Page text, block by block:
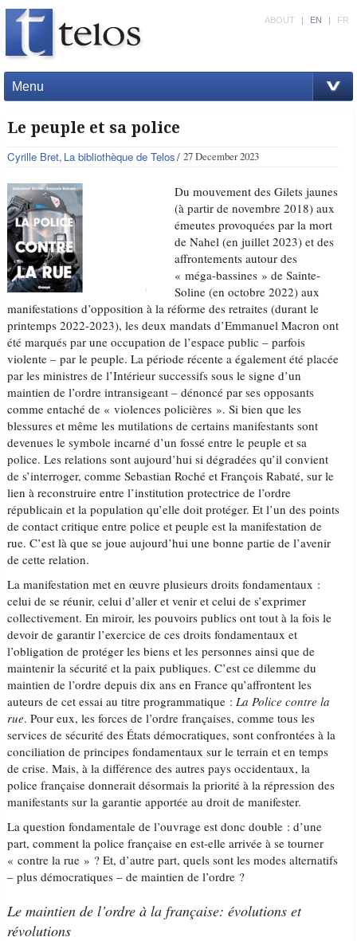
Menu
ABOUT | EN | FR
Le peuple et sa police
Cyrille Bret La bibliothèque de Telos 27 December 2023
Du mouvement des Gilets jaunes
(à partir de novembre 2018) aux
émeutes provoquées par la mort
de Nahel (en juillet 2023) et des
affrontements autour des
« méga-bassines » de Sainte-
Soline (en octobre 2022) aux
manifestations d’opposition à la réforme des retraites (durant le
printemps 2022-2023), les deux mandats d’Emmanuel Macron ont
été marqués par une occupation de l’espace public – parfois
violente – par le peuple. La période récente a également été placée
par les ministres de l’Intérieur successifs sous le signe d’un
maintien de l’ordre intransigeant – dénoncé par ses opposants
comme entaché de « violences policières ». Si bien que les
blessures et même les mutilations de certains manifestants sont
devenues le symbole incarné d’un fossé entre le peuple et sa
police. Les relations sont aujourd’hui si dégradées qu’il convient
de s’interroger, comme Sebastian Roché et François Rabaté, sur le
lien à reconstruire entre l’institution protectrice de l’ordre
républicain et la population qu’elle doit protéger. Et l’un des points
de contact critique entre police et peuple est la manifestation de
rue. C’est là que se joue aujourd’hui une bonne partie de l’avenir
de cette relation.
La manifestation met en œuvre plusieurs droits fondamentaux :
celui de se réunir, celui d’aller et venir et celui de s’exprimer
collectivement. En miroir, les pouvoirs publics ont tout à la fois le
devoir de garantir l’exercice de ces droits fondamentaux et
l’obligation de protéger les biens et les personnes ainsi que de
maintenir la sécurité et la paix publiques. C’est ce dilemme du
maintien de l’ordre depuis dix ans en France qu’affrontent les
auteurs de cet essai au titre programmatique :La Police contre la
rue. Pour eux, les forces de l’ordre françaises, comme tous les
services de sécurité des États démocratiques, sont confrontées à la
conciliation de principes fondamentaux sur le terrain et en temps
de crise. Mais, à la différence des autres pays occidentaux, la
police française donnerait désormais la priorité à la répression des
manifestants sur la garantie apportée au droit de manifester.
La question fondamentale de l’ouvrage est donc double : d’une
part, comment la police française en est-elle arrivée à se tourner
« contre la rue » ? Et, d’autre part, quels sont les modes alternatifs
– plus démocratiques – de maintien de l’ordre ?
Le maintien de l’ordre à la française: évolutions et
révolutions